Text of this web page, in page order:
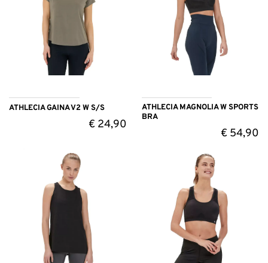
ATHLECIA GAINA V2 W S/S
€24,90
ATHLECIA MAGNOLIA W SPORTS
BRA
€ 54,90